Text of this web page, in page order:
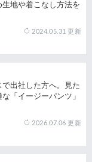
地や着こなし方法を
2024.05.31 更新
出社した方へ。見た
「イージーパンツ」
2026.07.06 更新